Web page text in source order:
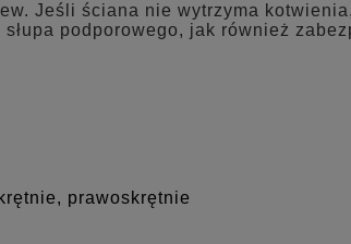
Jeśli ściana nie wytrzyma
podporowego, jak również
prawoskrętnie